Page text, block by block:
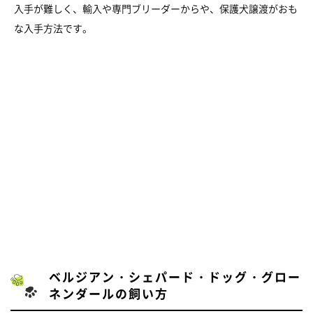
入手が難しく、輸入や専門ブリーダーからや、保護犬譲渡がおも
な入手方法です。
ベルジアン・シェパード・ドッグ・グロー
ネンダールの飼い方